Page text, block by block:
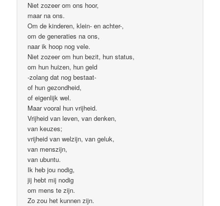
Niet zozeer om ons hoor,
maar na ons.
Om de kinderen, klein- en achter-,
om de generaties na ons,
naar ik hoop nog vele.
Niet zozeer om hun bezit, hun status,
om hun huizen, hun geld
-zolang dat nog bestaat-
of hun gezondheid,
of eigenlijk wel.
Maar vooral hun vrijheid.
Vrijheid van leven, van denken,
van keuzes;
vrijheid van welzijn, van geluk,
van menszijn,
van ubuntu.
Ik heb jou nodig,
jij hebt mij nodig
om mens te zijn.
Zo zou het kunnen zijn.